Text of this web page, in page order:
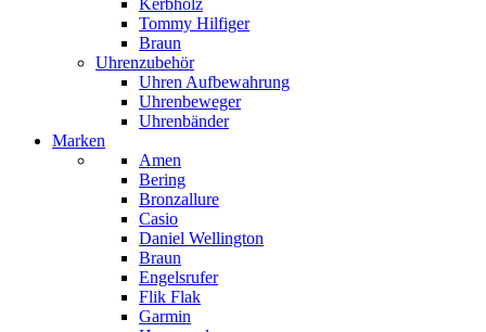
Kerbholz
Tommy Hilfiger
Braun
Uhrenzubehör
Uhren Aufbewahrung
Uhrenbeweger
Uhrenbänder
Marken
Amen
Bering
Bronzallure
Casio
Daniel Wellington
Braun
Engelsrufer
Flik Flak
Garmin